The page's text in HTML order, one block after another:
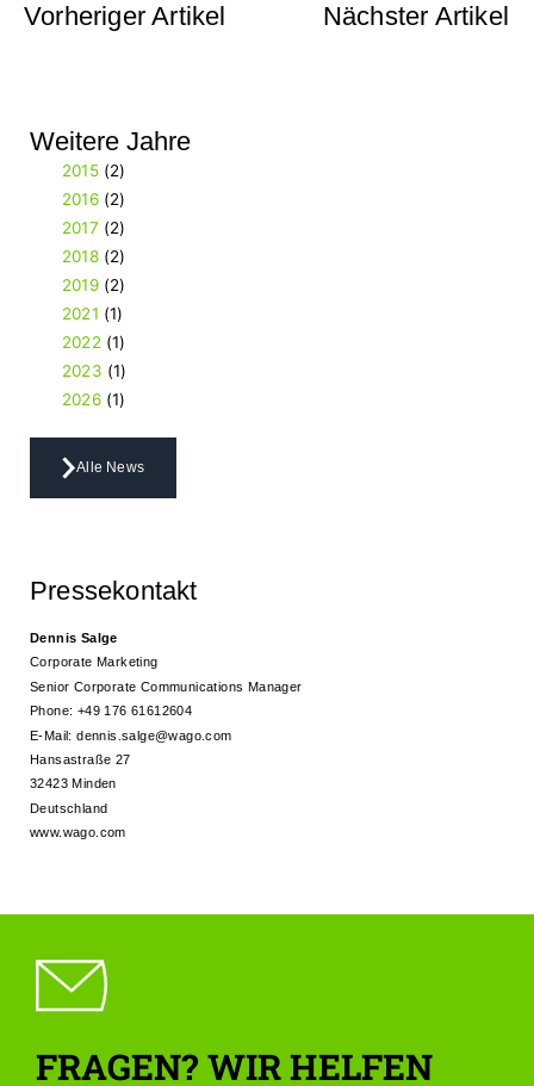
Vorheriger Artikel Nächster Artikel
Weitere Jahre
2015(2)
2016(2)
2017 (2)
2018(2)
2019(2)
2021 (1)
2022 (1)
2023 (1)
2026(1)
Alle News
Pressekontakt
Dennis Salge
Corporate Marketing
Senior Corporate Communications Manager
Phone: +49 176 61612604
E-Mail:dennis.salge@wago.com
Hansastraße 27
32423 Minden
Deutschland
www.wago.com
FRAGEN? WIR HELFEN